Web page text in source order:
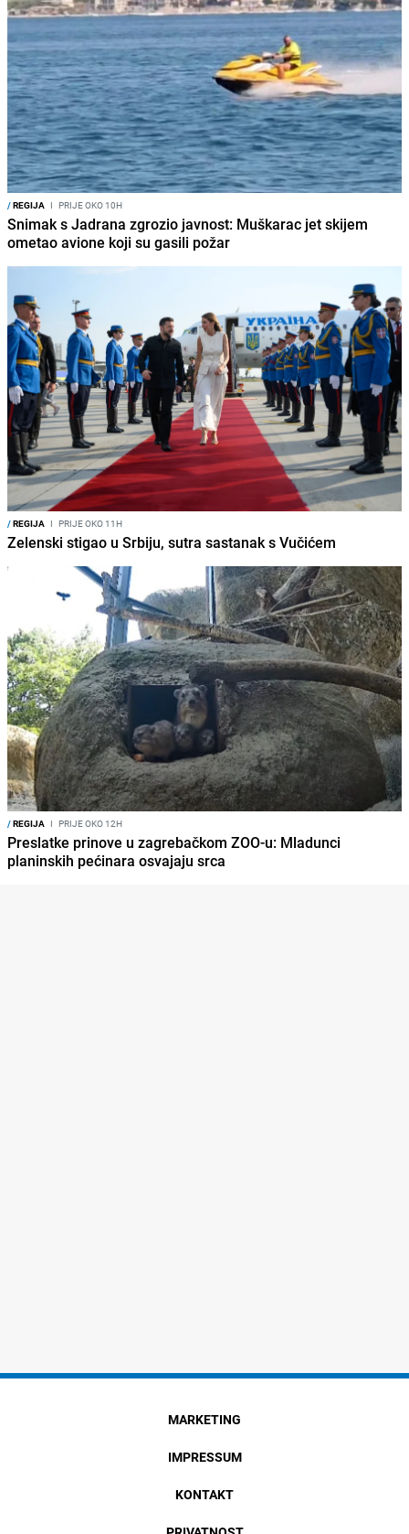
/REGIJA I PRIJE OKO 10H
Snimak s Jadrana zgrozio javnost: Muškarac jet skijem
ometao avione koji su gasili požar
/REGIJA I PRIJE OKO 11H
Zelenski stigao u Srbiju, sutra sastanak s Vučićem
/REGIJA I PRIJE OKO 12H
Preslatke prinove u zagrebačkom ZOO-u: Mladunci
planinskih pećinara osvajaju srca
MARKETING
IMPRESSUM
KONTAKT